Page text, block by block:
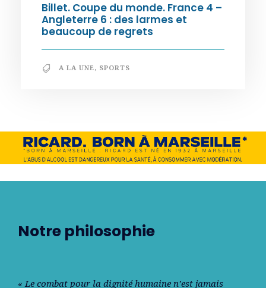
Billet. Coupe du monde. France 4 –
Angleterre 6 : des larmes et
beaucoup de regrets
A LA UNE, SPORTS
Notre philosophie
« Le combat pour la dignité humaine n’est jamais